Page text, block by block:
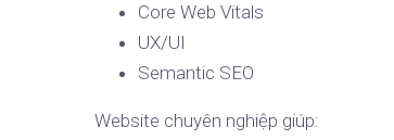
Core Web Vitals
UX/UI
Semantic SEO
Website chuyên nghiệp giúp: